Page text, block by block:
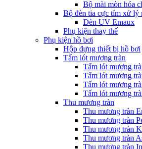
Bộ mài mòn hóa
Bộ đèn tia cực tím xử lý
Đèn UV Emaux
Phụ kiện thay thế
Phụ kiện hồ bơi
Hộp đựng thiết bị hồ bơi
Tấm lót mương tràn
Tấm lót mương
Tấm lót mương
Tấm lót mương
Tấm lót mương
Thu mương tràn
Thu mương tràn
Thu mương tràn
Thu mương tràn
Thu mương tràn
Thu mương tràn